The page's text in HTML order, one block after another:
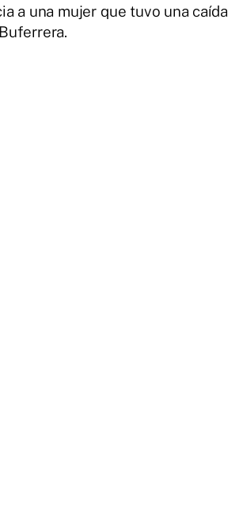
a una mujer que tuvo una caída